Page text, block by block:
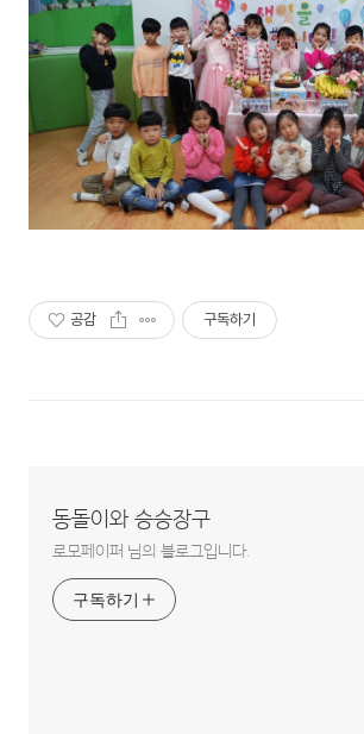
공감 구독하기
동돌이와 승승장구
로모페이퍼 님의 블로그입니다.
구독하기